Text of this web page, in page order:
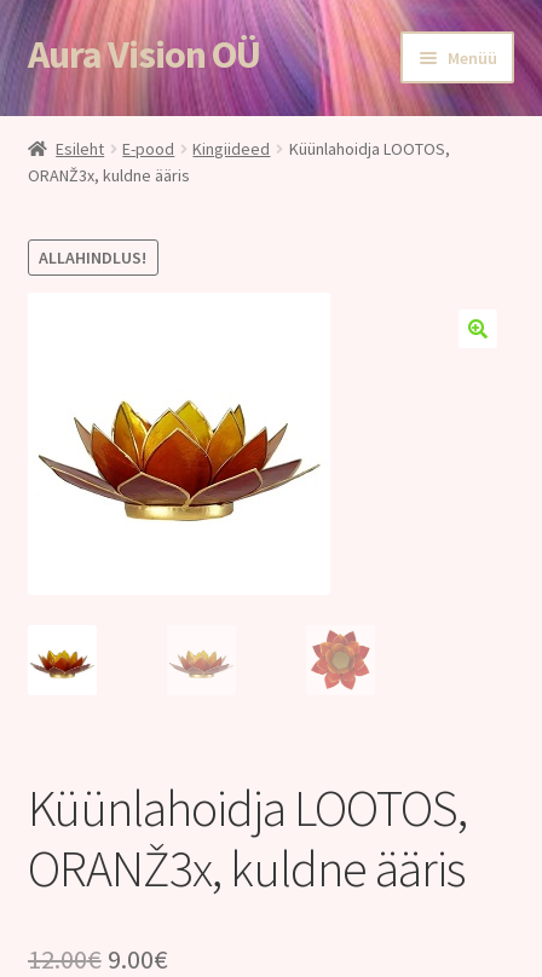
Liigu
navigeerimisele
Liigu
sisu
juurde
Aura Vision OÜ Menüü
Esileht
E-POOD
Teenused
Aura Vision ajakirjanduses
Huvitavat lugemist
Esileht E-pood Kingiideed
Küünlahoidja LOOTOS,
ORANŽ3x, kuldne ääris
ALLAHINDLUS!
Küünlahoidja LOOTOS,
ORANŽ3x, kuldne ääris
12.00€ Algne
9.00€Praegune